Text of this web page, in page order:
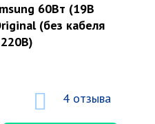
60Вт (19В
(без кабеля
4 отзыва